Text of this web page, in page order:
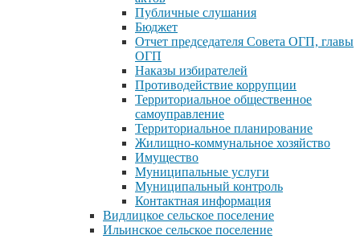
Публичные слушания
Бюджет
Отчет председателя Совета ОГП, главы
ОГП
Наказы избирателей
Противодействие коррупции
Территориальное общественное
самоуправление
Территориальное планирование
Жилищно-коммунальное хозяйство
Имущество
Муниципальные услуги
Муниципальный контроль
Контактная информация
Видлицкое сельское поселение
Ильинское сельское поселение